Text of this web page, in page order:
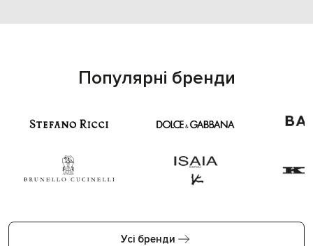
Популярні бренди
Усі бренди